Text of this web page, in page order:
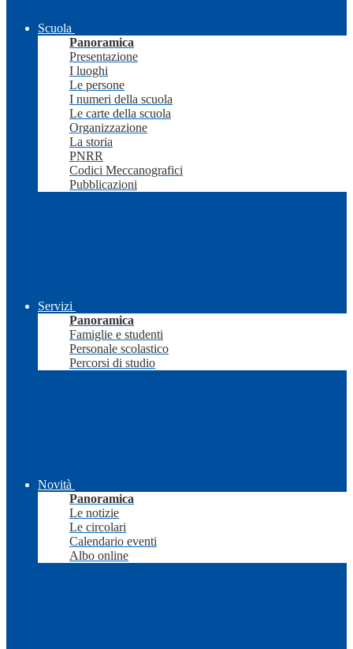
Scuola
Panoramica
Presentazione
I luoghi
Le persone
I numeri della scuola
Le carte della scuola
Organizzazione
La storia
PNRR
Codici Meccanografici
Pubblicazioni
Servizi
Panoramica
Famiglie e studenti
Personale scolastico
Percorsi di studio
Novità
Panoramica
Le notizie
Le circolari
Calendario eventi
Albo online